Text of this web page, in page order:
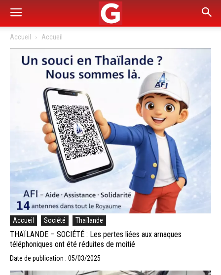
Accueil Accueil
Accueil Société Thaïlande
THAÏLANDE – SOCIÉTÉ : Les pertes liées aux arnaques
téléphoniques ont été réduites de moitié
Date de publication : 05/03/2025